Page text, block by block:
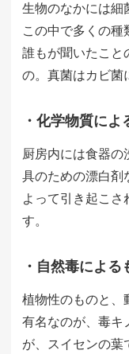
生物のなかには細
この中で多くの種
誰もが聞いたこと
の。真菌はカビ菌
・化学物質によ
厨房内には食器の
具のための漂白剤
よって引き起こ
す。
・自然毒による
植物性のものと、
有名なのが、毒キ
が、スイセンの葉